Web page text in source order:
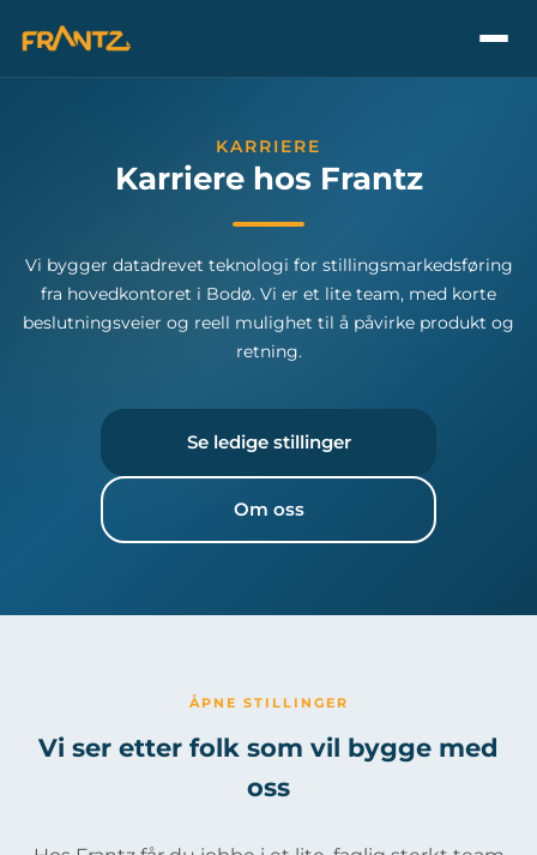
KARRIERE
Karriere hos Frantz
Vi bygger datadrevet teknologi for stillingsmarkedsføring
fra hovedkontoret i Bodø. Vi er et lite team, med korte
beslutningsveier og reell mulighet til å påvirke produkt og
retning.
Se ledige stillinger
Om oss
ÅPNE STILLINGER
Vi ser etter folk som vil bygge med
oss